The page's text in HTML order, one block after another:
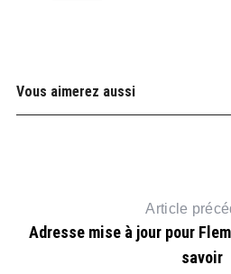
Vous aimerez aussi
Article
Adresse mise à jour pour
savoir